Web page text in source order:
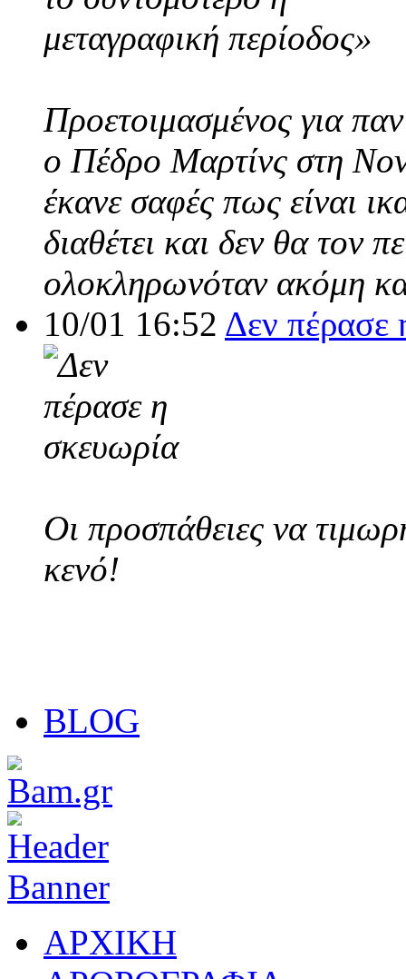
Προετοιμασμένος για
ο Πέδρο Μαρτίνς στη
έκανε σαφές πως είναι
διαθέτει και δεν θα τον
ολοκληρωνόταν ακόμη
10/01 16:52 Δεν πέρασε
Οι προσπάθειες να
κενό!
BLOG
ΑΡΧΙΚΗ